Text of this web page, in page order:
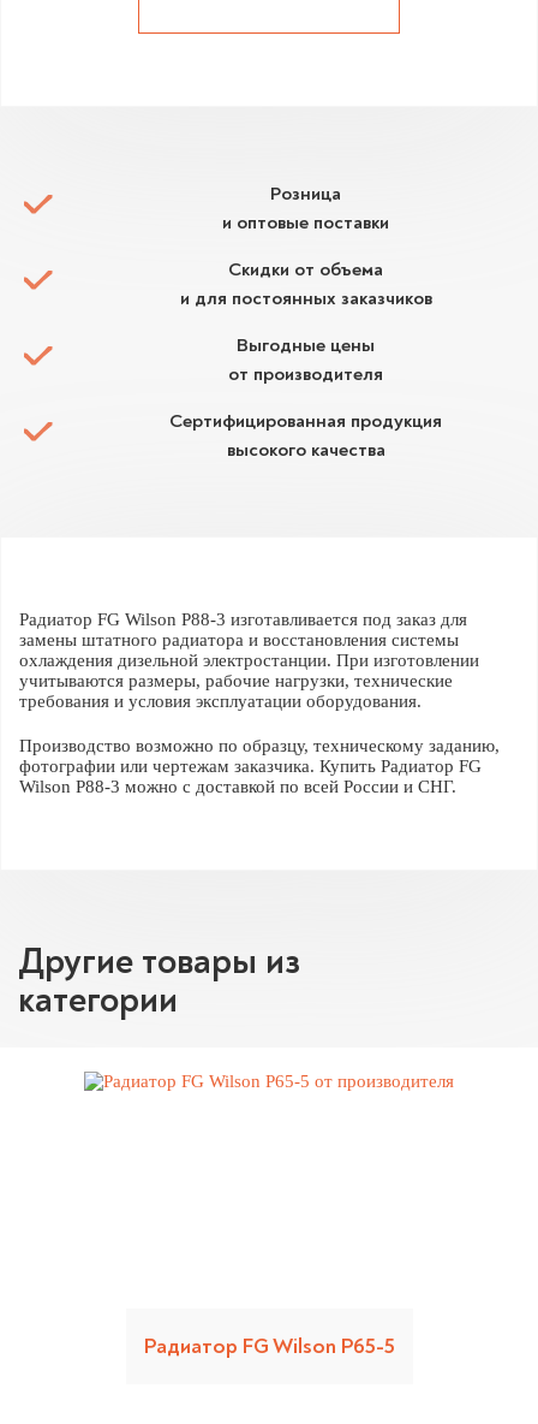
Розница
и оптовые поставки
Скидки от объема
и для постоянных заказчиков
Выгодные цены
от производителя
Сертифицированная продукция
высокого качества
Радиатор FG Wilson P88-3 изготавливается под заказ для
замены штатного радиатора и восстановления системы
охлаждения дизельной электростанции. При изготовлении
учитываются размеры, рабочие нагрузки, технические
требования и условия эксплуатации оборудования.
Производство возможно по образцу, техническому заданию,
фотографии или чертежам заказчика. Купить Радиатор FG
Wilson P88-3 можно с доставкой по всей России и СНГ.
Другие товары из
категории
Радиатор FG Wilson P65-5